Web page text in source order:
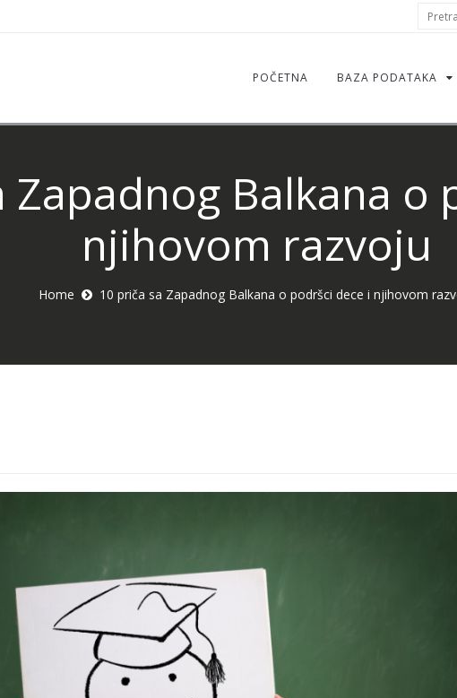
POČETNA BAZA PODATAKA
Zapadnog Balkana o
njihovom razvoju
Home 10 priča sa Zapadnog Balkana o podršci dece i njihovom